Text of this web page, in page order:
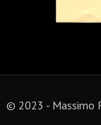
© 2023 - Massimo